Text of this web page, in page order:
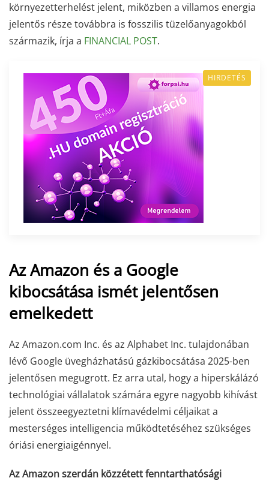
környezetterhelést jelent, miközben a villamos energia
jelentős része továbbra is fosszilis tüzelőanyagokból
származik, írja a FINANCIAL POST.
HIRDETÉS
Az Amazon és a Google
kibocsátása ismét jelentősen
emelkedett
Az Amazon.com Inc. és az Alphabet Inc. tulajdonában
lévő Google üvegházhatású gázkibocsátása 2025-ben
jelentősen megugrott. Ez arra utal, hogy a hiperskálázó
technológiai vállalatok számára egyre nagyobb kihívást
jelent összeegyeztetni klímavédelmi céljaikat a
mesterséges intelligencia működtetéséhez szükséges
óriási energiaigénnyel.
Az Amazon szerdán közzétett fenntarthatósági